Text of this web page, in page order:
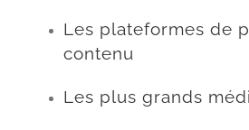
Les plateformes de
contenu
Les plus grands